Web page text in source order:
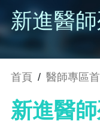
新進醫
首頁 / 醫師專區
新進醫